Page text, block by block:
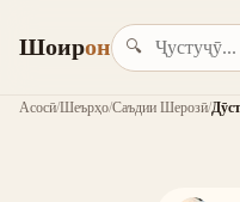
Шоирон 🔍
Асосӣ/Шеърҳо/Саъдии Шерозӣ/